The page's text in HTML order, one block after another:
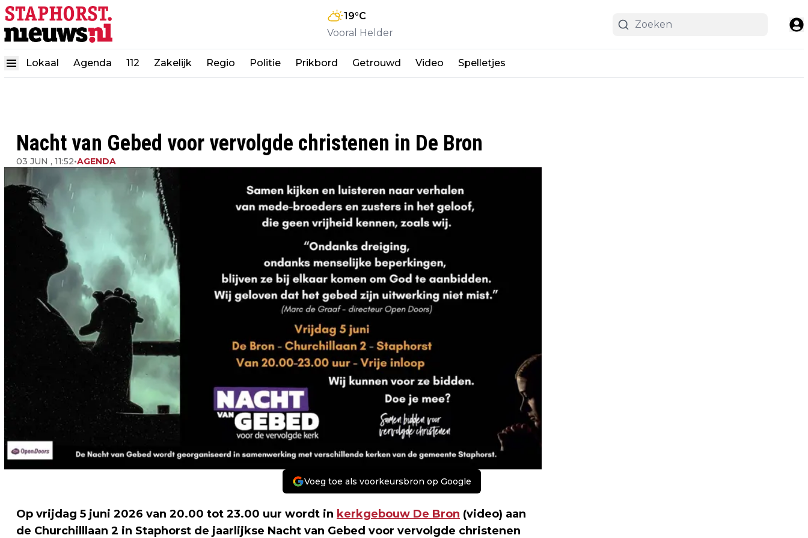
19°C
Vooral Helder
Lokaal Agenda 112 Zakelijk Regio Politie Prikbord Getrouwd Video Spelletjes
Nacht van Gebed voor vervolgde christenen in De Bron
03 JUN , 11:52•AGENDA
Voeg toe als voorkeursbron op Google
Op vrijdag 5 juni 2026 van 20.00 tot 23.00 uur wordt in kerkgebouw De Bron (video) aan
de Churchilllaan 2 in Staphorst de jaarlijkse Nacht van Gebed voor vervolgde christenen